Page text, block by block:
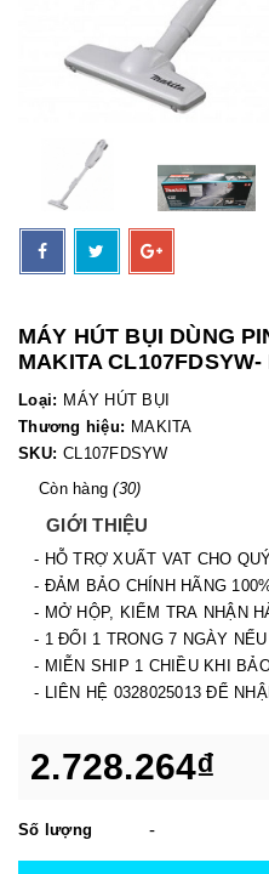
MÁY HÚT BỤI DÙNG
MAKITA
Loại: MÁY HÚT BỤI
Thương hiệu: MAKITA
SKU: CL107FDSYW
Còn hàng(30)
GIỚI THIỆU
- HỖ TRỢ XUẤT VAT CHO
- ĐẢM BẢO CHÍNH HÃNG
- MỞ HỘP, KIỂM TRA NHẬN
- 1 ĐỔI 1 TRONG 7 NGÀY
- MIỄN SHIP 1 CHIỀU KHI
- LIÊN HỆ 0328025013 ĐỂ
2.728.264₫
Số lượng -